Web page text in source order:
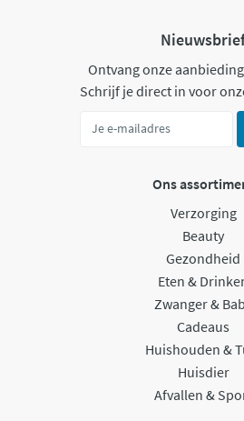
Ontvang onze
Schrijf je direct in voor
Ons
Verzorging
Beauty
Gezondheid
Eten &
Zwanger &
Cadeaus
Huishouden &
Huisdier
Afvallen &